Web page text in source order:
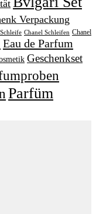
Verpackung
Chanel Schleifen Chanel
Eau de Parfum
Geschenkset
Parfüm